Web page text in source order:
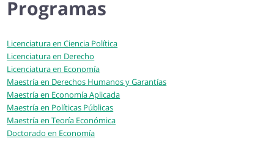
Programas
Licenciatura en Ciencia Política
Licenciatura en Derecho
Licenciatura en Economía
Maestría en Derechos Humanos y Garantías
Maestría en Economía Aplicada
Maestría en Políticas Públicas
Maestría en Teoría Económica
Doctorado en Economía